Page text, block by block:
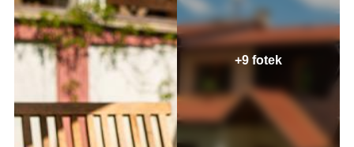
+9 fotek